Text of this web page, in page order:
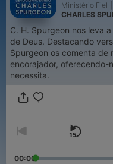
Ministério Fiel
CHARLES
C. H. Spurgeon nos leva
de Deus. Destacando
Spurgeon os comenta de
encorajador, oferecendo-
necessita.
00:00